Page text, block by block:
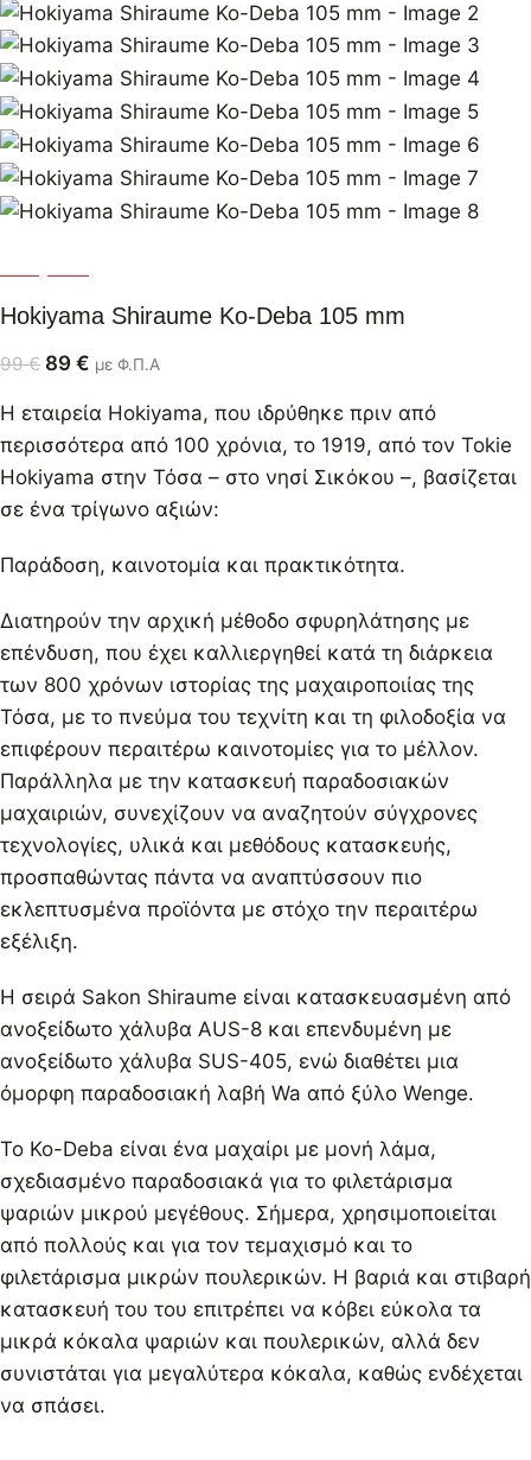
Hokiyama Shiraume Ko-Deba 105 mm
99€ 89 € με Φ.Π.Α
Η εταιρεία Hokiyama, που ιδρύθηκε πριν από
περισσότερα από 100 χρόνια, το 1919, από τον Tokie
Hokiyama στην Τόσα – στο νησί Σικόκου –, βασίζεται
σε ένα τρίγωνο αξιών:
Παράδοση, καινοτομία και πρακτικότητα.
Διατηρούν την αρχική μέθοδο σφυρηλάτησης με
επένδυση, που έχει καλλιεργηθεί κατά τη διάρκεια
των 800 χρόνων ιστορίας της μαχαιροποιίας της
Τόσα, με το πνεύμα του τεχνίτη και τη φιλοδοξία να
επιφέρουν περαιτέρω καινοτομίες για το μέλλον.
Παράλληλα με την κατασκευή παραδοσιακών
μαχαιριών, συνεχίζουν να αναζητούν σύγχρονες
τεχνολογίες, υλικά και μεθόδους κατασκευής,
προσπαθώντας πάντα να αναπτύσσουν πιο
εκλεπτυσμένα προϊόντα με στόχο την περαιτέρω
εξέλιξη.
Η σειρά Sakon Shiraume είναι κατασκευασμένη από
ανοξείδωτο χάλυβα AUS-8 και επενδυμένη με
ανοξείδωτο χάλυβα SUS-405, ενώ διαθέτει μια
όμορφη παραδοσιακή λαβή Wa από ξύλο Wenge.
Το Ko-Deba είναι ένα μαχαίρι με μονή λάμα,
σχεδιασμένο παραδοσιακά για το φιλετάρισμα
ψαριών μικρού μεγέθους. Σήμερα, χρησιμοποιείται
από πολλούς και για τον τεμαχισμό και το
φιλετάρισμα μικρών πουλερικών. Η βαριά και στιβαρή
κατασκευή του του επιτρέπει να κόβει εύκολα τα
μικρά κόκαλα ψαριών και πουλερικών, αλλά δεν
συνιστάται για μεγαλύτερα κόκαλα, καθώς ενδέχεται
να σπάσει.